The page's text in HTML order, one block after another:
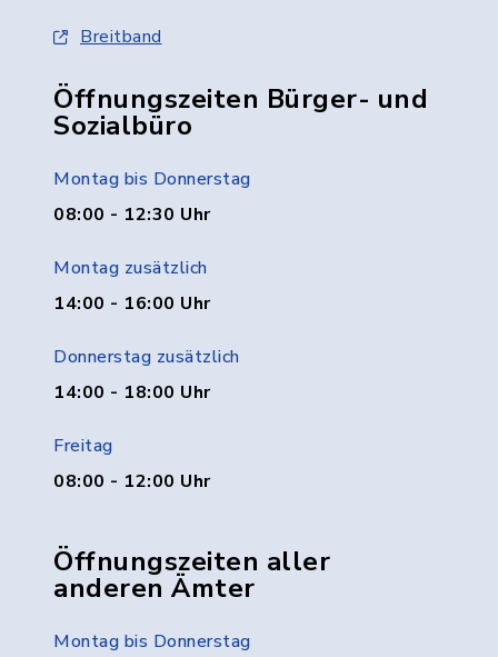
Breitband
Öffnungszeiten Bürger- und
Sozialbüro
Montag bis Donnerstag
08:00 - 12:30 Uhr
Montag zusätzlich
14:00 - 16:00 Uhr
Donnerstag zusätzlich
14:00 - 18:00 Uhr
Freitag
08:00 - 12:00 Uhr
Öffnungszeiten aller
anderen Ämter
Montag bis Donnerstag